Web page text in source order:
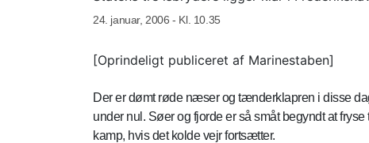
24. januar, 2006 - Kl. 10.35
[Oprindeligt publiceret af Marinestaben]
Der er dømt røde næser og tænderklapren i disse
under nul. Søer og fjorde er så småt begyndt at
kamp, hvis det kolde vejr fortsætter.